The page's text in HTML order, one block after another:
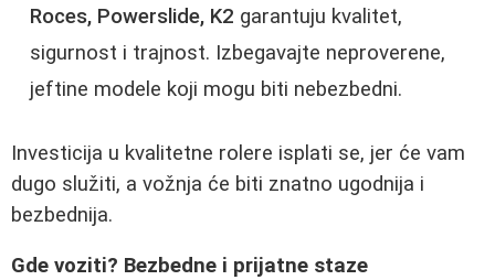
Roces, Powerslide, K2 garantuju kvalitet,
sigurnost i trajnost. Izbegavajte neproverene,
jeftine modele koji mogu biti nebezbedni.
Investicija u kvalitetne rolere isplati se, jer će vam
dugo služiti, a vožnja će biti znatno ugodnija i
bezbednija.
Gde voziti? Bezbedne i prijatne staze